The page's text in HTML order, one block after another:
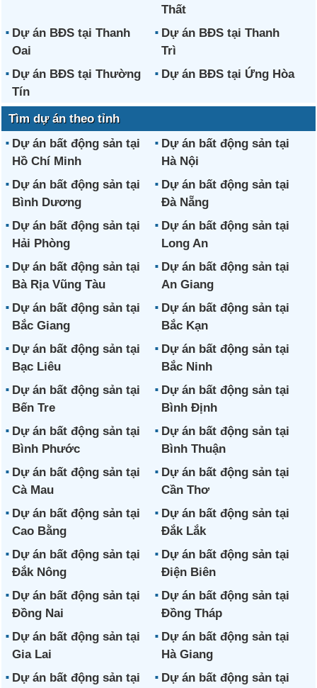
Thất
Dự án BĐS tại Thanh
Oai
Dự án BĐS tại Thanh
Trì
Dự án BĐS tại Thường
Tín
Dự án BĐS tại Ứng Hòa
Tìm dự án theo tỉnh
Dự án bất động sản tại
Hồ Chí Minh
Dự án bất động sản tại
Hà Nội
Dự án bất động sản tại
Bình Dương
Dự án bất động sản tại
Đà Nẵng
Dự án bất động sản tại
Hải Phòng
Dự án bất động sản tại
Long An
Dự án bất động sản tại
Bà Rịa Vũng Tàu
Dự án bất động sản tại
An Giang
Dự án bất động sản tại
Bắc Giang
Dự án bất động sản tại
Bắc Kạn
Dự án bất động sản tại
Bạc Liêu
Dự án bất động sản tại
Bắc Ninh
Dự án bất động sản tại
Bến Tre
Dự án bất động sản tại
Bình Định
Dự án bất động sản tại
Bình Phước
Dự án bất động sản tại
Bình Thuận
Dự án bất động sản tại
Cà Mau
Dự án bất động sản tại
Cần Thơ
Dự án bất động sản tại
Cao Bằng
Dự án bất động sản tại
Đắk Lắk
Dự án bất động sản tại
Đắk Nông
Dự án bất động sản tại
Điện Biên
Dự án bất động sản tại
Đồng Nai
Dự án bất động sản tại
Đồng Tháp
Dự án bất động sản tại
Gia Lai
Dự án bất động sản tại
Hà Giang
Dự án bất động sản tại
Dự án bất động sản tại